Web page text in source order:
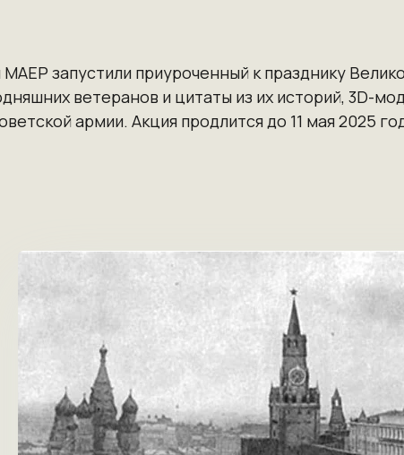
запустили приуроченный к празднику
ветеранов и цитаты из их историй, 3D-
армии. Акция продлится до 11 мая 2025